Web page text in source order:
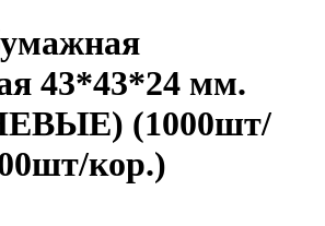
43*43*24 мм.
(1000шт/
кор.)